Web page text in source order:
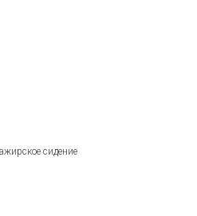
сидение